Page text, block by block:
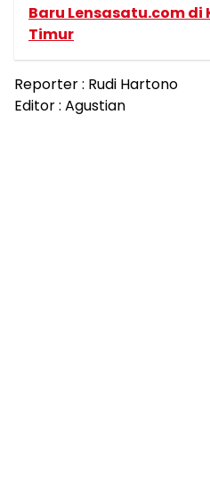
Baru Lensasatu.com
Timur
Reporter : Rudi Hartono
Editor : Agustian